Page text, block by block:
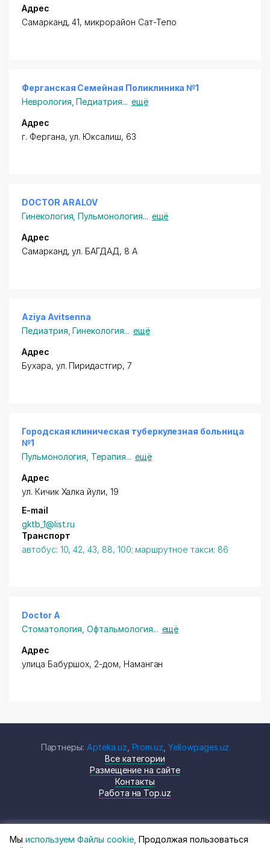
Адрес
Самарканд, 41, микрорайон Сат-Тепо
Ферганская Семейная Поликлиника №1
Неврология ,Педиатрия... ещё
Адрес
г. Фергана, ул. Юксалиш, 63
DOCTOR ARALOV
Гинекология ,Пульмонология... ещё
Адрес
Самарканд,ул. БАГДАД, 8 А
Aziya Avitsenna
Педиатрия ,Гинекология... ещё
Адрес
Бухара, ул. Пиридастгир, 7
Городская клиническая туберкулезная больница
№1
Пульмонология Терапия... ещё
Адрес
ул. Кичик Халка йули, 19
E-mail
gktb_1@list.ru
Транспорт
автобус: 10, 42, 43, 88, 100; маршрутное такси: 86
Doctor A
Стоматология ,Офтальмология... ещё
Адрес
улица Бабуршох, 2-дом, Наманган
Партнеры: Apteka.uz Prom.uz ,Yellowpages.uz
Все категории
Размещение на сайте
Контакты
Работа на Top.uz
Мы используем Файлы cookie, Продолжая пользоваться